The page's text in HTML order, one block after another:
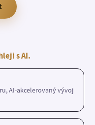
s AI.
AI-akcelerovaný vývoj